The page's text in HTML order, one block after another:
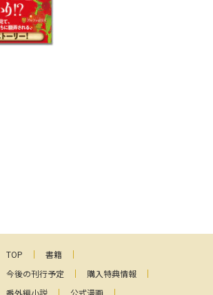
TOP
書籍
今後の刊行予定
購入特典情報
番外編小説
公式漫画